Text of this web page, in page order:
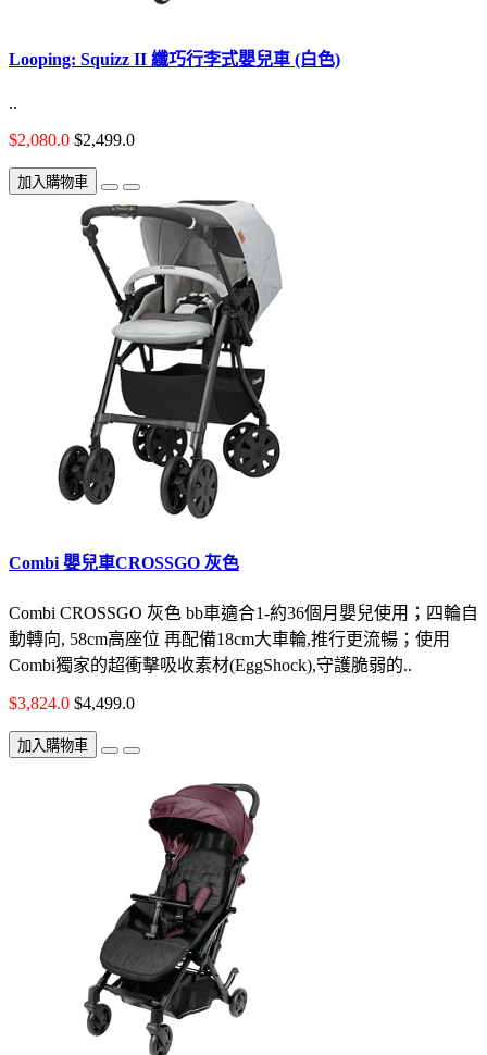
Looping: Squizz II 纖巧行李式嬰兒車 (白色)
..
$2,080.0 $2,499.0
加入購物車
Combi 嬰兒車CROSSGO 灰色
Combi CROSSGO 灰色 bb車適合1-約36個月嬰兒使用；四輪自
動轉向, 58cm高座位 再配備18cm大車輪,推行更流暢；使用
Combi獨家的超衝擊吸收素材(EggShock),守護脆弱的..
$3,824.0 $4,499.0
加入購物車